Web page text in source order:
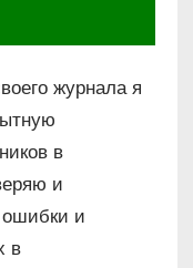
журнала я
в
и
и
в